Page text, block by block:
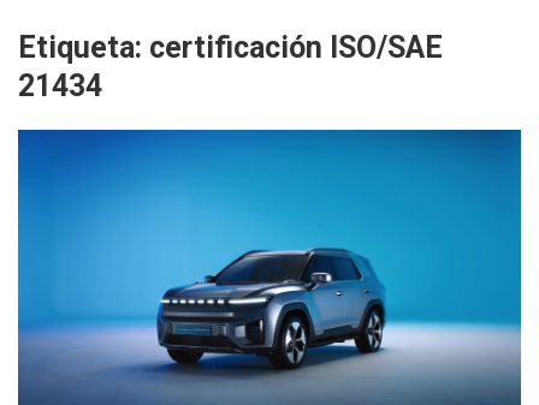
Etiqueta: certificación ISO/SAE
21434